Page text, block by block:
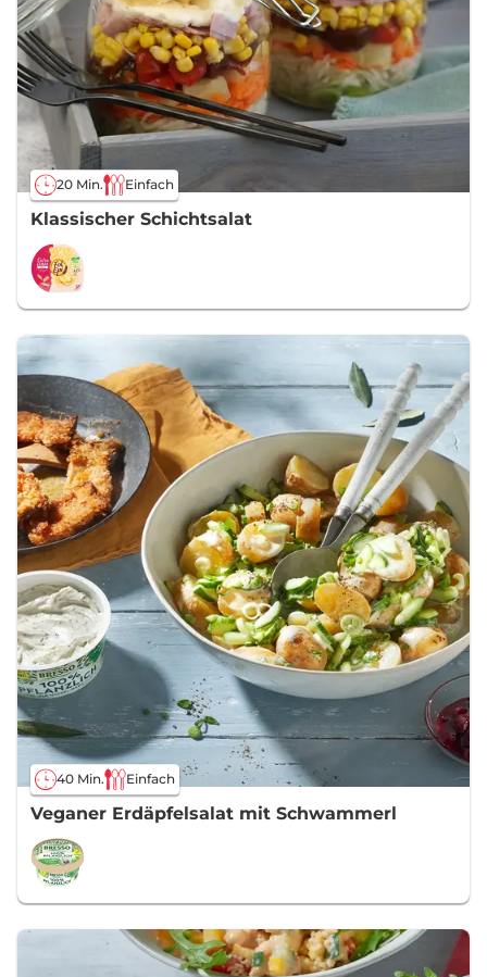
20 Min. Einfach
Klassischer Schichtsalat
40 Min. Einfach
Veganer Erdäpfelsalat mit Schwammerl